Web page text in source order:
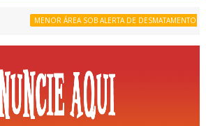
MENOR ÁREA SOB ALERTA DE DESMATAMENTO DA SÉRIE